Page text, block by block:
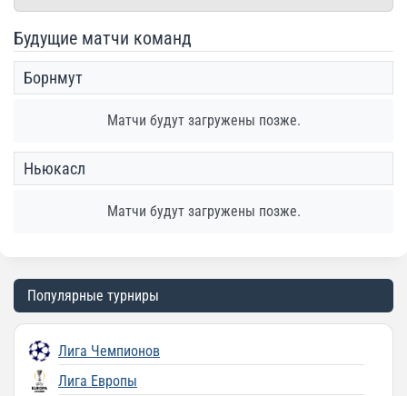
Будущие матчи команд
Борнмут
Матчи будут загружены позже.
Ньюкасл
Матчи будут загружены позже.
Популярные турниры
Лига Чемпионов
Лига Европы